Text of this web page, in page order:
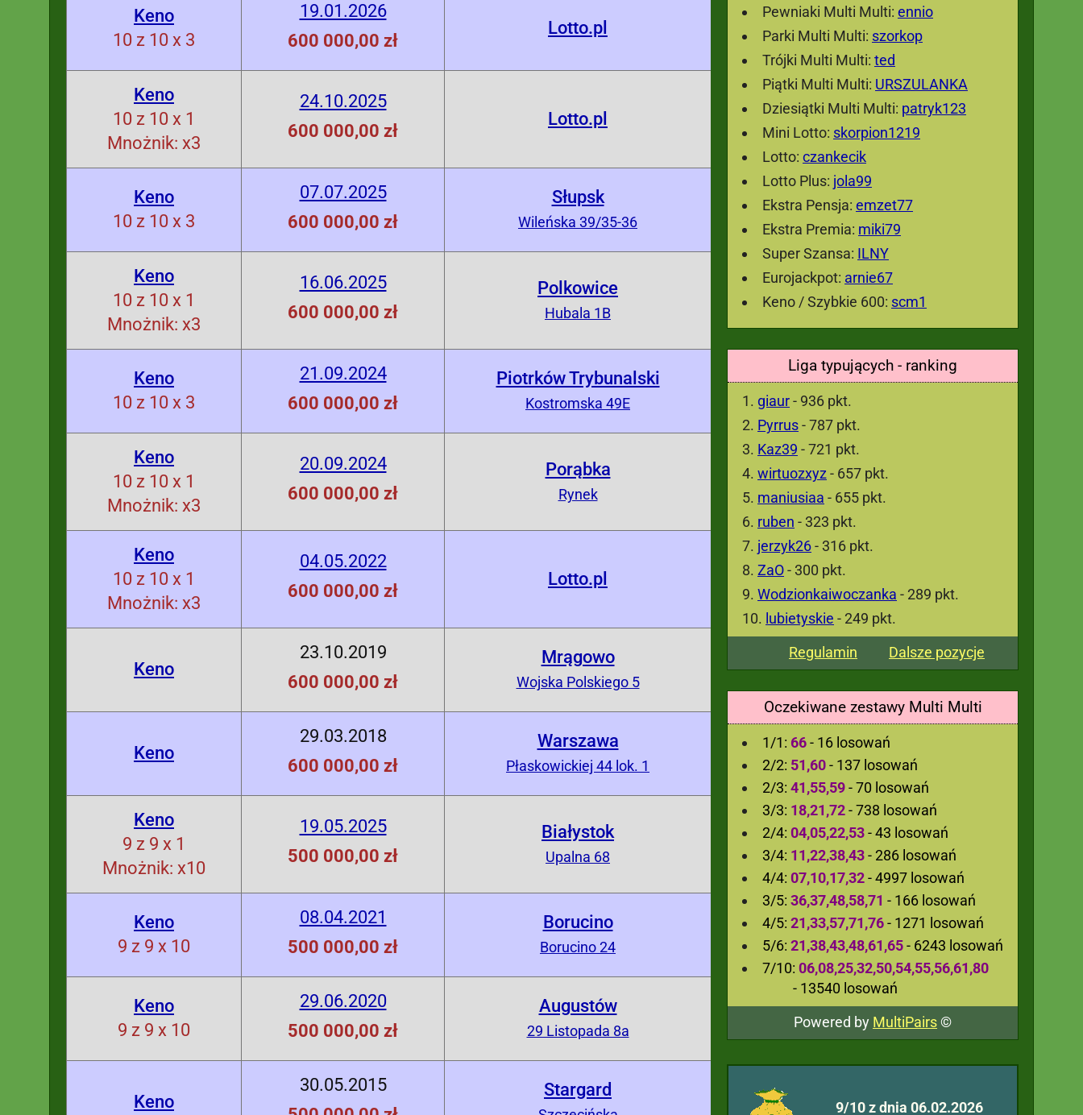
Pewniaki Multi Multi: ennio
Parki Multi Multi: szorkop
Trójki Multi Multi: ted
Piątki Multi Multi: URSZULANKA
Dziesiątki Multi Multi: patryk123
Mini Lotto: skorpion1219
Lotto: czankecik
Lotto Plus: jola99
Ekstra Pensja: emzet77
Ekstra Premia: miki79
Super Szansa: ILNY
Eurojackpot: arnie67
Keno / Szybkie 600: scm1
Liga typujących - ranking
giaur- 936 pkt.
Pyrrus- 787 pkt.
Kaz39 - 721 pkt.
wirtuozxyz - 657 pkt.
maniusiaa - 655 pkt.
ruben - 323 pkt.
jerzyk26- 316 pkt.
ZaO- 300 pkt.
Wodzionkaiwoczanka - 289 pkt.
lubietyskie - 249 pkt.
Regulamin
Dalsze pozycje
Oczekiwane zestawy Multi Multi
1/1: 66- 16 losowań
2/2: 51,60- 137 losowań
2/3: 41,55,59- 70 losowań
3/3: 18,21,72- 738 losowań
2/4: 04,05,22,53- 43 losowań
3/4: 11,22,38,43- 286 losowań
4/4: 07,10,17,32- 4997 losowań
3/5: 36,37,48,58,71 - 166 losowań
4/5: 21,33,57,71,76- 1271 losowań
5/6: 21,38,43,48,61,65- 6243 losowań
7/10: 06,08,25,32,50,54,55,56,61,80
- 13540 losowań
Powered by MultiPairs©
9/10 z dnia 06.02.2026
Keno
10 z 10 x 3
19.01.2026
600 000,00 zł
Lotto.pl
Keno
10 z 10 x 1
Mnożnik: x3
24.10.2025
600 000,00 zł
Lotto.pl
Keno
10 z 10 x 3
07.07.2025
600 000,00 zł
Słupsk
Wileńska 39/35-36
Keno
10 z 10 x 1
Mnożnik: x3
16.06.2025
600 000,00 zł
Polkowice
Hubala 1B
Keno
10 z 10 x 3
21.09.2024
600 000,00 zł
Piotrków Trybunalski
Kostromska 49E
Keno
10 z 10 x 1
Mnożnik: x3
20.09.2024
600 000,00 zł
Porąbka
Rynek
Keno
10 z 10 x 1
Mnożnik: x3
04.05.2022
600 000,00 zł
Lotto.pl
Keno
23.10.2019
600 000,00 zł
Mrągowo
Wojska Polskiego 5
Keno
29.03.2018
600 000,00 zł
Warszawa
Płaskowickiej 44 lok. 1
Keno
9 z 9 x 1
Mnożnik: x10
19.05.2025
500 000,00 zł
Białystok
Upalna 68
Keno
9 z 9 x 10
08.04.2021
500 000,00 zł
Borucino
Borucino 24
Keno
9 z 9 x 10
29.06.2020
500 000,00 zł
Augustów
29 Listopada 8a
Keno
30.05.2015
Stargard